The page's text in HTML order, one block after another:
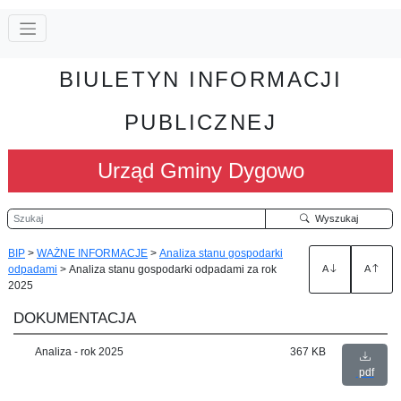
BIULETYN INFORMACJI
PUBLICZNEJ
Urząd Gminy Dygowo
Szukaj Wyszukaj
BIP > WAŻNE INFORMACJE > Analiza stanu gospodarki
odpadami > Analiza stanu gospodarki odpadami za rok
2025
A A
DOKUMENTACJA
Analiza - rok 2025
367 KB
pdf